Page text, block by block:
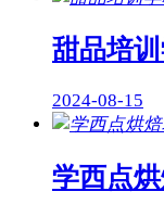
甜品培
2024-08-15
学西点